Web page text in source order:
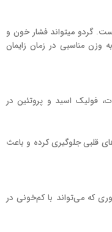
است. گردو میتواند فشار خون و
وزن مناسبی در زمان زایمان
فولیک اسید و پروتئین در
قلبی جلوگیری کرده و باعث
که می‌تواند با کم‌خونی در